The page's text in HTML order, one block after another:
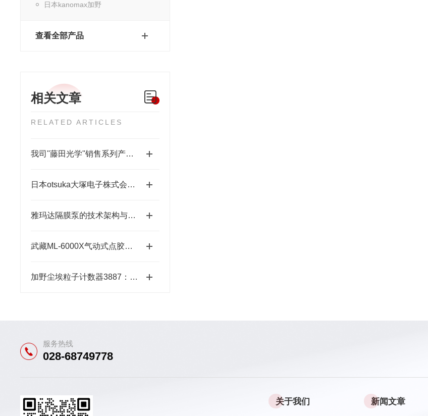
日本kanomax加野
查看全部产品
相关文章
RELATED ARTICLES
我司''藤田光学''销售系列产品成为日本MUSASHI武蔵新的代理店
日本otsuka大塚电子株式会社【NEW】新品光波动场三次元显微镜MINUK
雅玛达隔膜泵的技术架构与工业流体输送应用领域
武藏ML-6000X气动式点胶机维护体系：从预防性保养到智能运维
加野尘埃粒子计数器3887：洁净环境监测的“眼睛”
服务热线
028-68749778
关于我们 新闻文章